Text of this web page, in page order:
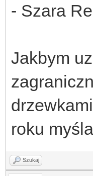
- Szara
Jakbym
roku
Szukaj